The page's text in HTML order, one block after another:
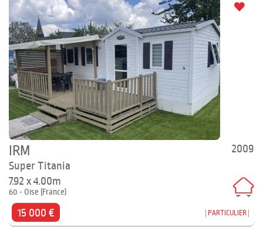
2009
IRM
Super Titania
7.92 x 4.00m
60 - Oise (France)
15 000 € PARTICULIER